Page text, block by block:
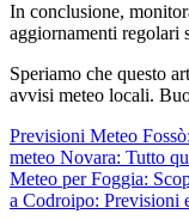
In conclusione,
aggiornamenti regolari
Speriamo che questo
avvisi meteo locali.
Previsioni Meteo
meteo Novara: Tutto
Meteo per Foggia:
a Codroipo: Previsioni